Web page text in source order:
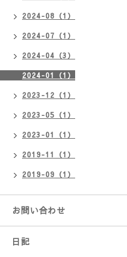
2024-08（1）
2024-07（1）
2024-04（3）
2024-01（1）
2023-12（1）
2023-05（1）
2023-01（1）
2019-11（1）
2019-09（1）
お問い合わせ
日記